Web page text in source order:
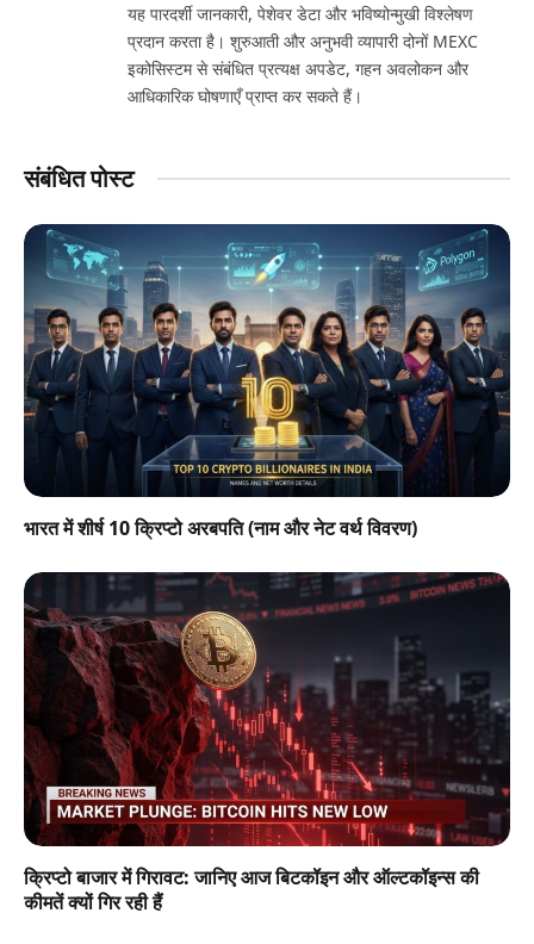
यह पारदर्शी जानकारी, पेशेवर डेटा और भविष्योन्मुखी विश्लेषण
प्रदान करता है। शुरुआती और अनुभवी व्यापारी दोनों MEXC
इकोसिस्टम से संबंधित प्रत्यक्ष अपडेट, गहन अवलोकन और
आधिकारिक घोषणाएँ प्राप्त कर सकते हैं।
संबंधित पोस्ट
भारत में शीर्ष 10 क्रिप्टो अरबपति (नाम और नेट वर्थ विवरण)
क्रिप्टो बाजार में गिरावट: जानिए आज बिटकॉइन और ऑल्टकॉइन्स की
कीमतें क्यों गिर रही हैं